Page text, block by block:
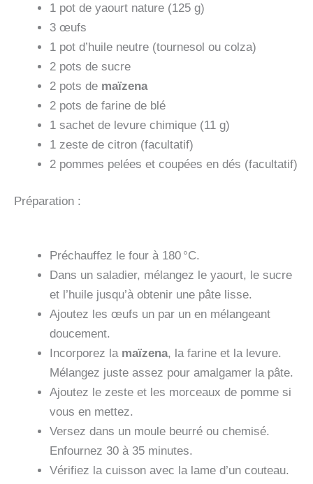
1 pot de yaourt nature (125 g)
3 œufs
1 pot d’huile neutre (tournesol ou colza)
2 pots de sucre
2 pots de maïzena
2 pots de farine de blé
1 sachet de levure chimique (11 g)
1 zeste de citron (facultatif)
2 pommes pelées et coupées en dés (facultatif)
Préparation :
Préchauffez le four à 180 °C.
Dans un saladier, mélangez le yaourt, le sucre
et l’huile jusqu’à obtenir une pâte lisse.
Ajoutez les œufs un par un en mélangeant
doucement.
Incorporez la maïzena, la farine et la levure.
Mélangez juste assez pour amalgamer la pâte.
Ajoutez le zeste et les morceaux de pomme si
vous en mettez.
Versez dans un moule beurré ou chemisé.
Enfournez 30 à 35 minutes.
Vérifiez la cuisson avec la lame d’un couteau.